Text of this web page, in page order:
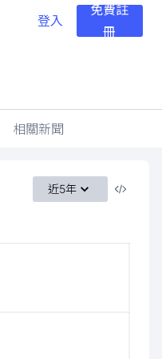
登入
免費註
冊
相關新聞
近5年